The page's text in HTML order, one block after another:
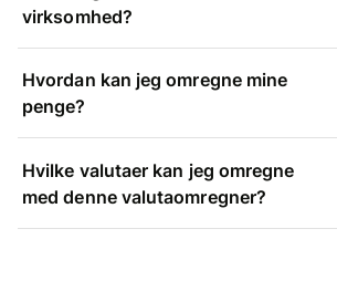
virksomhed?
Hvordan kan jeg omregne mine
penge?
Hvilke valutaer kan jeg omregne
med denne valutaomregner?